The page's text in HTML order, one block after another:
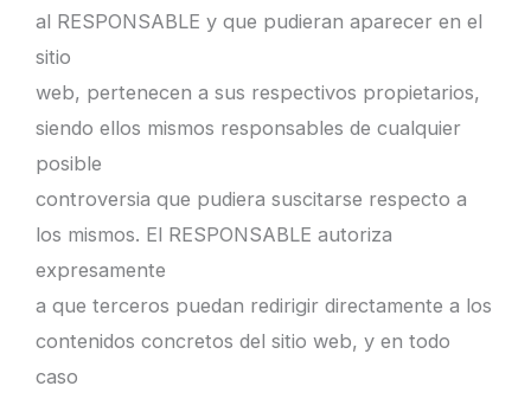
al RESPONSABLE y que pudieran aparecer en el
sitio
web, pertenecen a sus respectivos propietarios,
siendo ellos mismos responsables de cualquier
posible
controversia que pudiera suscitarse respecto a
los mismos. El RESPONSABLE autoriza
expresamente
a que terceros puedan redirigir directamente a los
contenidos concretos del sitio web, y en todo
caso